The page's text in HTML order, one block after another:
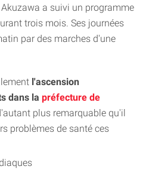
a suivi un programme
trois mois. Ses journées
par des marches d'une
l'ascension
dans la préfecture de
plus remarquable qu'il
problèmes de santé ces